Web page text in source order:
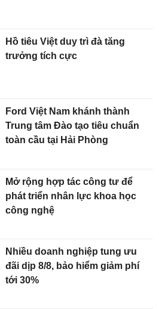
Hồ tiêu Việt duy trì đà tăng
trưởng tích cực
Ford Việt Nam khánh thành
Trung tâm Đào tạo tiêu chuẩn
toàn cầu tại Hải Phòng
Mở rộng hợp tác công tư để
phát triển nhân lực khoa học
công nghệ
Nhiều doanh nghiệp tung ưu
đãi dịp 8/8, bảo hiểm giảm phí
tới 30%